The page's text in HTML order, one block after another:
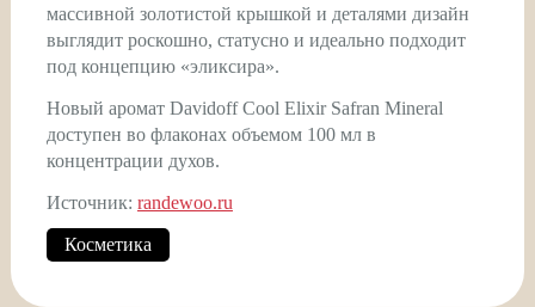
массивной золотистой крышкой и деталями дизайн
выглядит роскошно, статусно и идеально подходит
под концепцию «эликсира».
Новый аромат Davidoff Cool Elixir Safran Mineral
доступен во флаконах объемом 100 мл в
концентрации духов.
Источник: randewoo.ru
Косметика